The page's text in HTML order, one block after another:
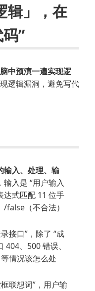
辑」，在
”
中预演一遍实现逻
逻辑漏洞，避免写代
输入、处理、输
输入是 “用户输入
达式匹配 11 位手
false（不合法）
接口”，除了 “成
404、500 错误、
情况该怎么处
联想词”，用户输